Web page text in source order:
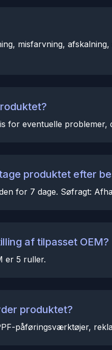
misfarvning,
for eventuelle
produktet efter
for 7 dage. Søfragt:
af tilpasset OEM?
er 5 ruller.
produktet?
påføringsværktøjer,